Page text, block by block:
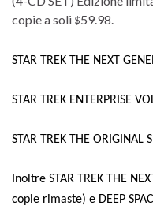
copie a soli $59.98.
STAR TREK THE NEXT
STAR TREK ENTERPRISE
STAR TREK THE ORIGINAL
Inoltre STAR TREK THE
copie rimaste) e DEEP